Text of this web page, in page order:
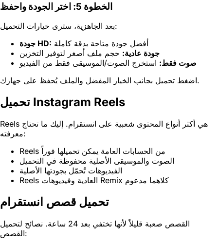
الخطوة 5: اختر الجودة واحفظ
بعد الجاهزية، سترى خيارات التحميل:
جودة HD: أفضل جودة متاحة بدقة كاملة
جودة عادية: حجم ملف أصغر لتوفير التخزين
صوت فقط: استخرج الصوت/الموسيقى فقط من الفيديو
اضغط تحميل بجانب الخيار المفضل والملف يُحفظ على جهازك.
تحميل Instagram Reels
Reels هي أكثر أنواع المحتوى شعبية على انستقرام. إليك ما تحتاج
معرفته:
Reels من الحسابات العامة يمكن تحميلها فوراً
الصوت والموسيقى الأصلية محفوظة في التحميل
الفيديوهات تُحمّل بجودتها الأصلية
Reels العادية وفيديوهات Remix كلاهما مدعوم
تحميل قصص انستقرام
القصص صعبة قليلاً لأنها تختفي بعد 24 ساعة. نصائح لتحميل
القصص: